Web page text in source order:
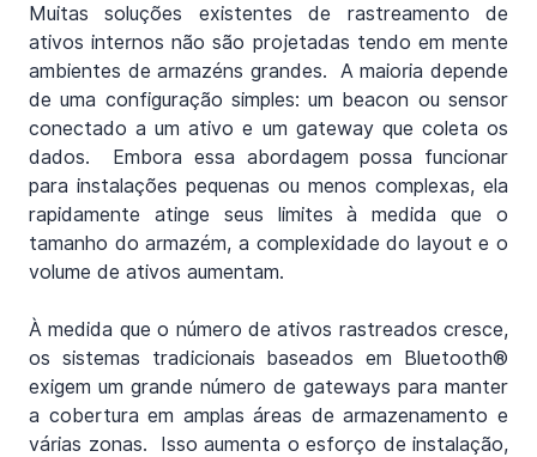
Muitas soluções existentes de rastreamento de
ativos internos não são projetadas tendo em mente
ambientes de armazéns grandes.  A maioria depende
de uma configuração simples: um beacon ou sensor
conectado a um ativo e um gateway que coleta os
dados.  Embora essa abordagem possa funcionar
para instalações pequenas ou menos complexas, ela
rapidamente atinge seus limites à medida que o
tamanho do armazém, a complexidade do layout e o
volume de ativos aumentam.
À medida que o número de ativos rastreados cresce,
os sistemas tradicionais baseados em Bluetooth®
exigem um grande número de gateways para manter
a cobertura em amplas áreas de armazenamento e
várias zonas.  Isso aumenta o esforço de instalação,